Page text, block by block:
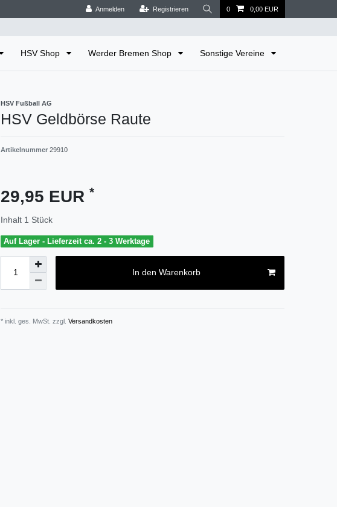
Anmelden Registrieren 0 0,00 EUR
HSV Shop Werder Bremen Shop Sonstige Vereine
HSV Fußball AG
HSV Geldbörse Raute
Artikelnummer 29910
29,95 EUR *
Inhalt 1 Stück
Auf Lager - Lieferzeit ca. 2 - 3 Werktage
In den Warenkorb
* inkl. ges. MwSt. zzgl. Versandkosten